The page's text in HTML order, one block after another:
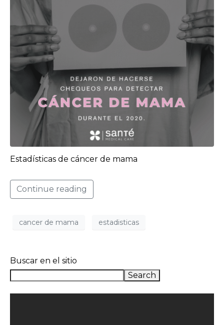
Estadísticas de cáncer de mama
Continue reading
cancer de mama estadisticas
Buscar en el sitio
Search